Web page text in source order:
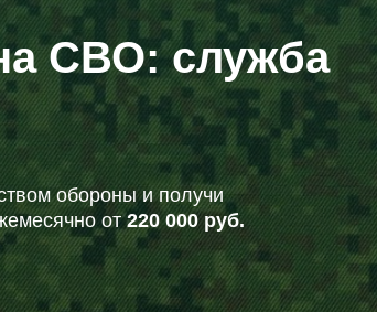
СВО: служба
обороны и получи
от220 000 руб.